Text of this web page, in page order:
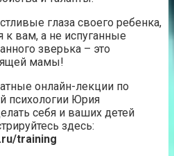
глаза своего ребенка,
вам, а не испуганные
зверька – это
мамы!
онлайн-лекции по
психологии Юрия
себя и ваших детей
здесь:
training